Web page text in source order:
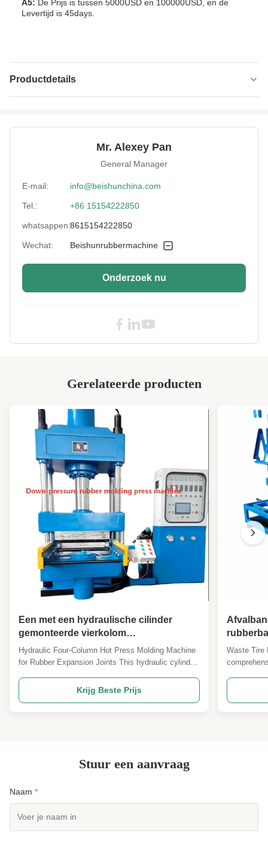
A5: De Prijs is tussen 5000USD en 100000USD, en de
Levertijd is 45days.
Productdetails
Rubber het Vulcaniseren Persmachine
Control System: PLC
Type: Vulcaniserende Pers
Industrial PLC Rubber Vulcanizing Press
Mr. Alexey Pan
General Manager
E-mail: info@beishunchina.com
Tel.: +86 15154222850
whatsappen:8615154222850
Wechat: Beishunrubbermachine
Onderzoek nu
Gerelateerde producten
Een met een hydraulische cilinder
gemonteerde vierkolom
warmpersvormmachine met een hete
plaat die met water kan worden
om rubbervergrotingsverbindingen te
produceren.
Hydraulic Four-Column Hot Press Molding Machine
for Rubber Expansion Joints This hydraulic cylinder-
features water-heated/cooled hot plates and is
specifically designed for manufacturing high-quality
Krijg Beste Prijs
Waste Tire
efficient
Stuur een aanvraag
Naam *